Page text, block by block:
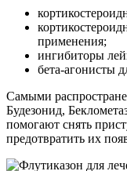
применения;
ингибиторы
бета-агонисты
Самыми
Будезонид,
помогают снять
предотвратить их